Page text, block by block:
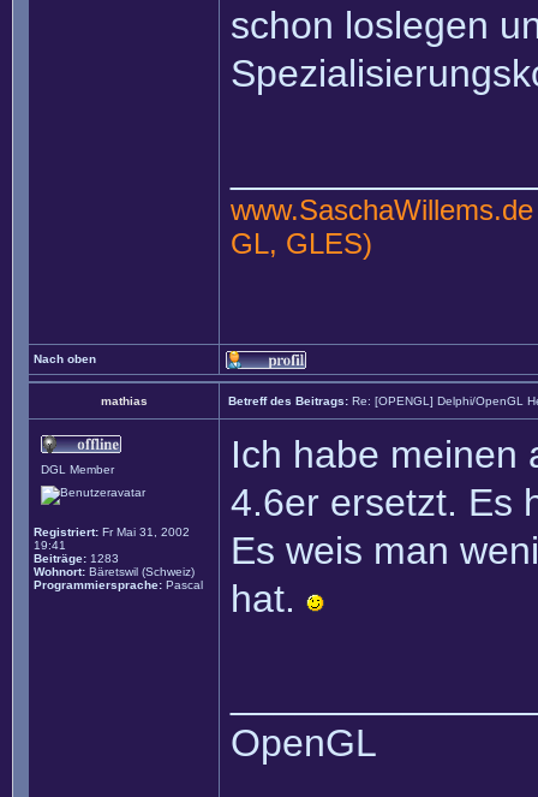
schon loslegen
www.SaschaWillems.de
GL, GLES)
Nach oben
mathias Betreff des Beitrags: Re: [OPENGL] Delphi/OpenGL
DGL Member
Registriert: Fr Mai 31, 2002
19:41
Beiträge: 1283
Wohnort: Bäretswil (Schweiz)
Programmiersprache: Pascal
Ich habe meinen
4.6er ersetzt. Es
Es weis man
hat.
OpenGL